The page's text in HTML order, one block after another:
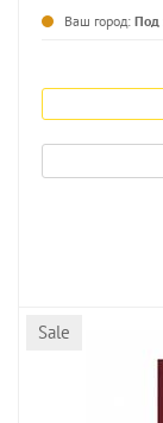
Ваш город: Под
Sale